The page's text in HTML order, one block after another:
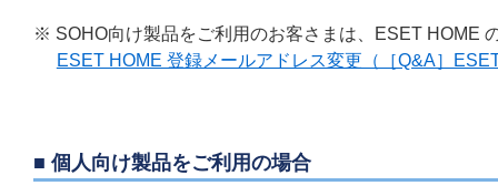
※ SOHO向け製品をご利用のお客さまは、ESET HOME
ESET HOME 登録メールアドレス変更（［Q&A］
■ 個人向け製品をご利用の場合